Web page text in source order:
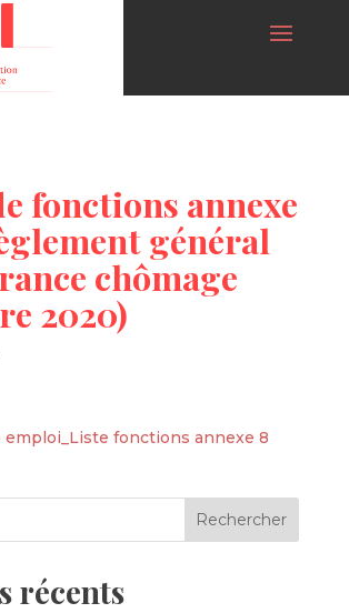
fonctions annexe
général
chômage
2020)
emploi_Liste fonctions annexe 8
récents